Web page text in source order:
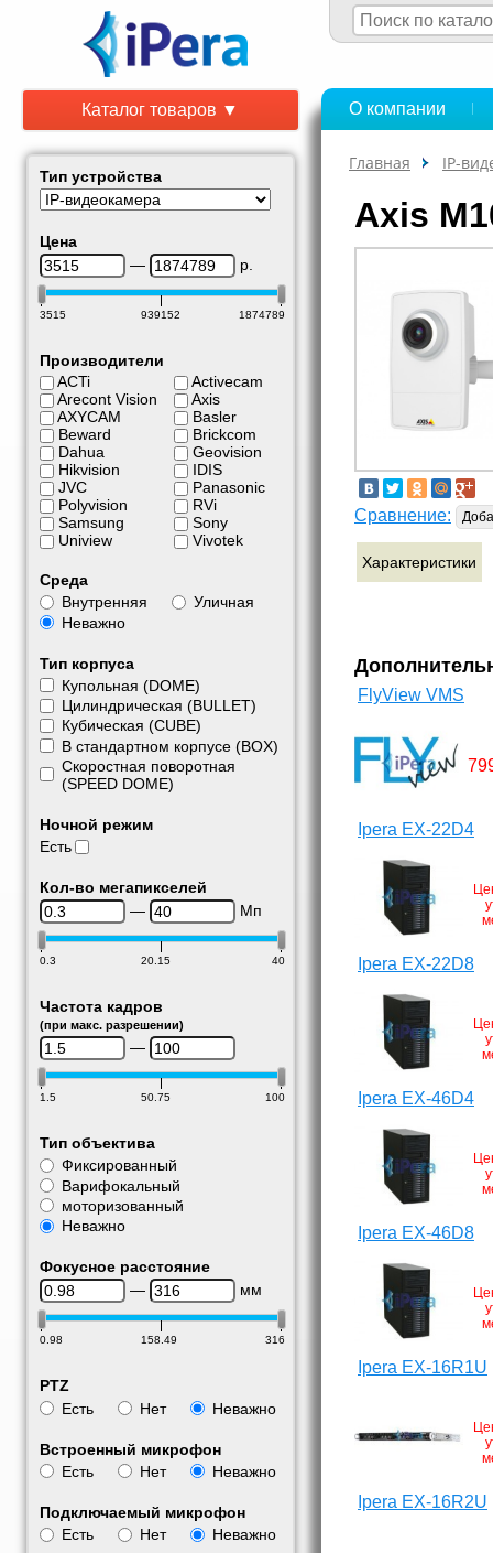
Каталог товаров ▼
Тип устройства
Цена
—
р.
3515 939152 1874789
Производители
ACTi
Arecont Vision
AXYCAM
Beward
Dahua
Hikvision
JVC
Polyvision
Samsung
Uniview
Activecam
Axis
Basler
Brickcom
Geovision
IDIS
Panasonic
RVi
Sony
Vivotek
Среда
Внутренняя
Уличная
Неважно
Тип корпуса
Купольная (DOME)
Цилиндрическая (BULLET)
Кубическая (CUBE)
В стандартном корпусе (BOX)
Скоростная поворотная
(SPEED DOME)
Ночной режим
Есть
Кол-во мегапикселей
—
Мп
0.3 20.15 40
Частота кадров
(при макс. разрешении)
—
1.5 50.75 100
Тип объектива
Фиксированный
Варифокальный
моторизованный
Неважно
Фокусное расстояние
—
мм
0.98 158.49 316
PTZ
Есть
Нет Неважно
Встроенный микрофон
Есть
Нет Неважно
Подключаемый микрофон
Есть
Нет Неважно
О компании
Главная IP-
Axis
Сравнение:
Характеристики
FlyView VMS
Ipera EX-22D4
Ipera EX-22D8
Ipera EX-46D4
Ipera EX-46D8
Ipera EX-16R1U
Ipera EX-16R2U